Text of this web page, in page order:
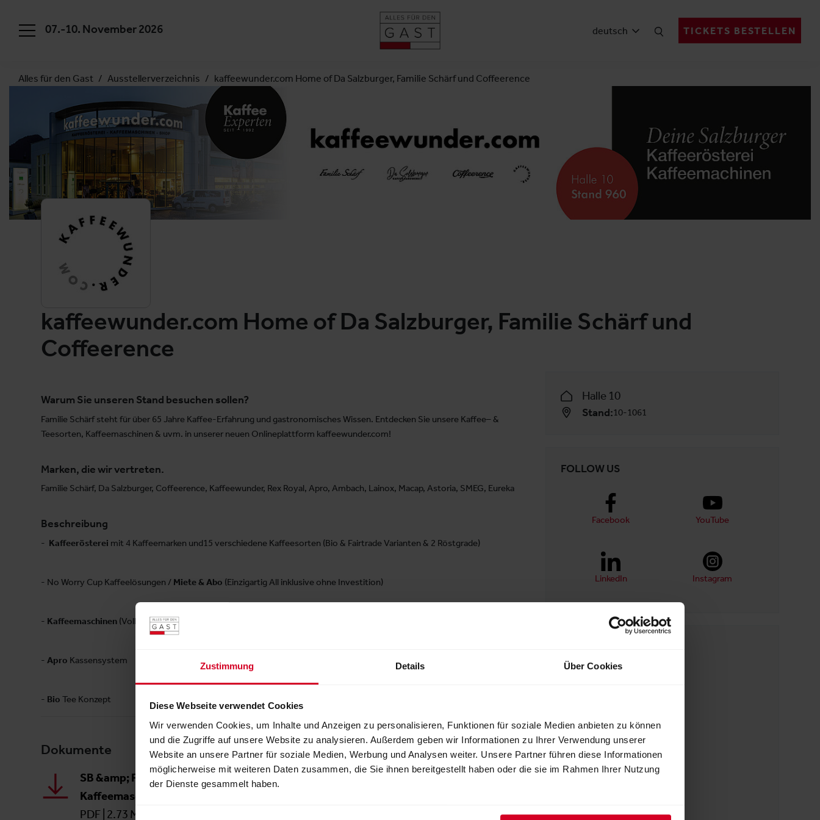
Zustimmung Details Über Cookies
Diese Webseite verwendet Cookies
Wir verwenden Cookies, um Inhalte und Anzeigen zu personalisieren, Funktionen für soziale Medien anbieten zu können
und die Zugriffe auf unsere Website zu analysieren. Außerdem geben wir Informationen zu Ihrer Verwendung unserer
Website an unsere Partner für soziale Medien, Werbung und Analysen weiter. Unsere Partner führen diese Informationen
möglicherweise mit weiteren Daten zusammen, die Sie ihnen bereitgestellt haben oder die sie im Rahmen Ihrer Nutzung
der Dienste gesammelt haben.
07.-10. November 2026 deutsch TICKETS BESTELLEN
Alles für den Gast Ausstellerverzeichnis kaffeewunder.com Home of Da Salzburger, Familie Schärf und Coffeerence
kaffeewunder.com Home of Da Salzburger, Familie Schärf und
Coffeerence
Warum Sie unseren Stand besuchen sollen?
Familie Schärf steht für über 65 Jahre Kaffee-Erfahrung und gastronomisches Wissen. Entdecken Sie unsere Kaffee– &
Teesorten, Kaffeemaschinen & uvm. in unserer neuen Onlineplattform kaffeewunder.com!
Marken, die wir vertreten.
Familie Schärf, Da Salzburger, Coffeerence, Kaffeewunder, Rex Royal, Apro, Ambach, Lainox, Macap, Astoria, SMEG, Eureka
Beschreibung
- Kaffeerösterei mit 4 Kaffeemarken und15 verschiedene Kaffeesorten (Bio & Fairtrade Varianten & 2 Röstgrade)
- No Worry Cup Kaffeelösungen / Miete & Abo (Einzigartig All inklusive ohne Investition)
- Kaffeemaschinen (Vollautomaten und Siebträger) & Zubehör
-Apro Kassensystem
- BioTee Konzept
Dokumente
SB &amp; Frühstücks
Kaffeemaschinen
PDF 2.73 MB
Halle 10
Stand:10-1061
FOLLOW US
Facebook YouTube
LinkedIn Instagram
https://www.kaffeewunder.com
hello@kaffeewunder.com
TELEFON